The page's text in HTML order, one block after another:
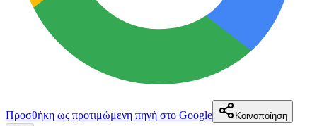
Προσθήκη ως προτιμώμενη πηγή στο Google Κοινοποίηση